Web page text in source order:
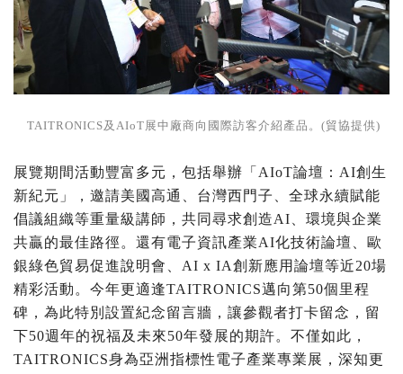
TAITRONICS及AIoT展中廠商向國際訪客介紹產品。(貿協提供)
展覽期間活動豐富多元，包括舉辦「AIoT論壇：AI創生
新紀元」，邀請美國高通、台灣西門子、全球永續賦能
倡議組織等重量級講師，共同尋求創造AI、環境與企業
共贏的最佳路徑。還有電子資訊產業AI化技術論壇、歐
銀綠色貿易促進說明會、AI x IA創新應用論壇等近20場
精彩活動。今年更適逢TAITRONICS邁向第50個里程
碑，為此特別設置紀念留言牆，讓參觀者打卡留念，留
下50週年的祝福及未來50年發展的期許。不僅如此，
TAITRONICS身為亞洲指標性電子產業專業展，深知更